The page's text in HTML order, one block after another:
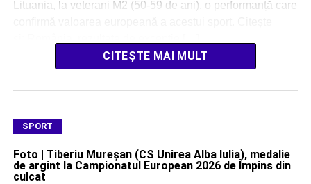
Lituania, la veterani M2 (50-59 de ani), o performanță care
CITEȘTE MAI MULT
SPORT
Foto | Tiberiu Mureșan (CS Unirea Alba Iulia), medalie
de argint la Campionatul European 2026 de Împins din
culcat